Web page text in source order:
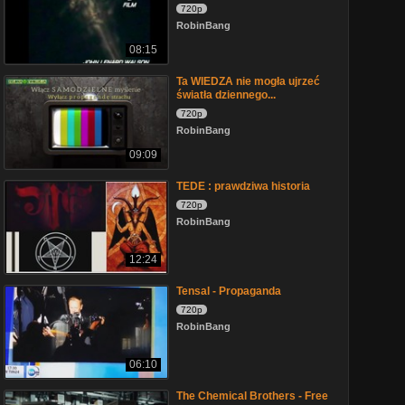
08:15
720p
RobinBang
09:09
Ta WIEDZA nie mogła ujrzeć
światła dziennego...
720p
RobinBang
12:24
TEDE : prawdziwa historia
720p
RobinBang
06:10
Tensal - Propaganda
720p
RobinBang
The Chemical Brothers - Free